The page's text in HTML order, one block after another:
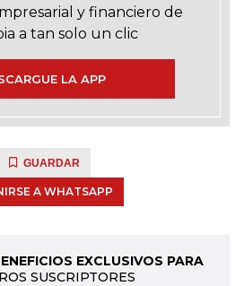
y financiero de
a tan solo un clic
LA APP
GUARDAR
A WHATSAPP
EXCLUSIVOS PARA
SUSCRIPTORES